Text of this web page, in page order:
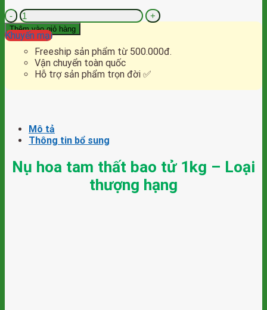
Nụ
hoa
tam
thất
bao
tử
Loại
thượng
hạng
số
Thêm vào giỏ hàng
Khuyến mại
Freeship sản phẩm từ 500.000đ.
Vận chuyển toàn quốc
Hỗ trợ sản phẩm trọn đời ✅
Mô tả
Thông tin bổ sung
Nụ hoa tam thất bao tử 1kg – Loại
thượng hạng